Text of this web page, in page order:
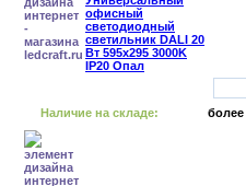
Наличие на складе: более